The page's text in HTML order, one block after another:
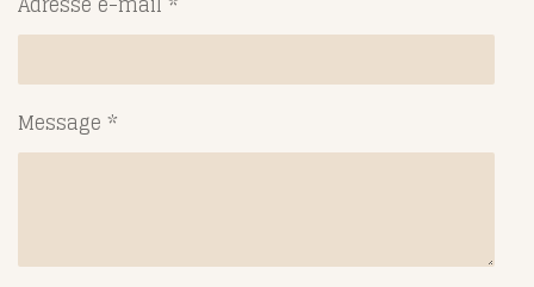
Message *